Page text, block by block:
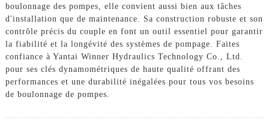
boulonnage des pompes, elle convient aussi bien aux tâches
d'installation que de maintenance. Sa construction robuste et son
contrôle précis du couple en font un outil essentiel pour garantir
la fiabilité et la longévité des systèmes de pompage. Faites
confiance à Yantai Winner Hydraulics Technology Co., Ltd.
pour ses clés dynamométriques de haute qualité offrant des
performances et une durabilité inégalées pour tous vos besoins
de boulonnage de pompes.